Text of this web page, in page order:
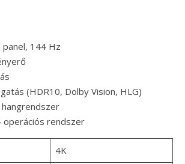
panel, 144 Hz
(HDR10, Dolby Vision, HLG)
operációs rendszer
4K